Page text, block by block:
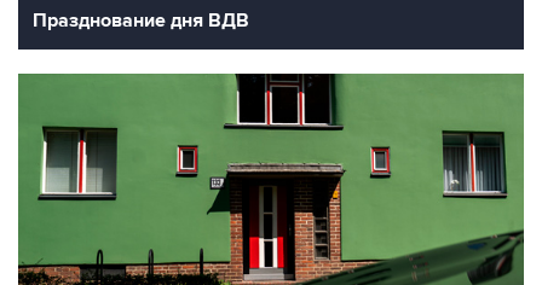
Празднование дня ВДВ